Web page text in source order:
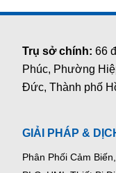
Trụ sở chính:66
Phúc, Phường
Đức, Thành phố
GIẢI PHÁP &
Phân Phối Cảm